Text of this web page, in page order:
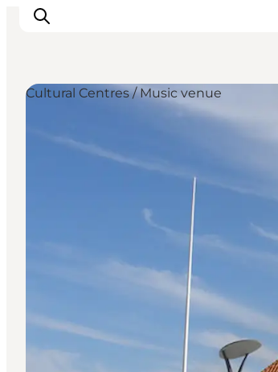
Inspirations
Destinations
Hébergements
Planifiez votre voyage
Cultural Centres / Music venue